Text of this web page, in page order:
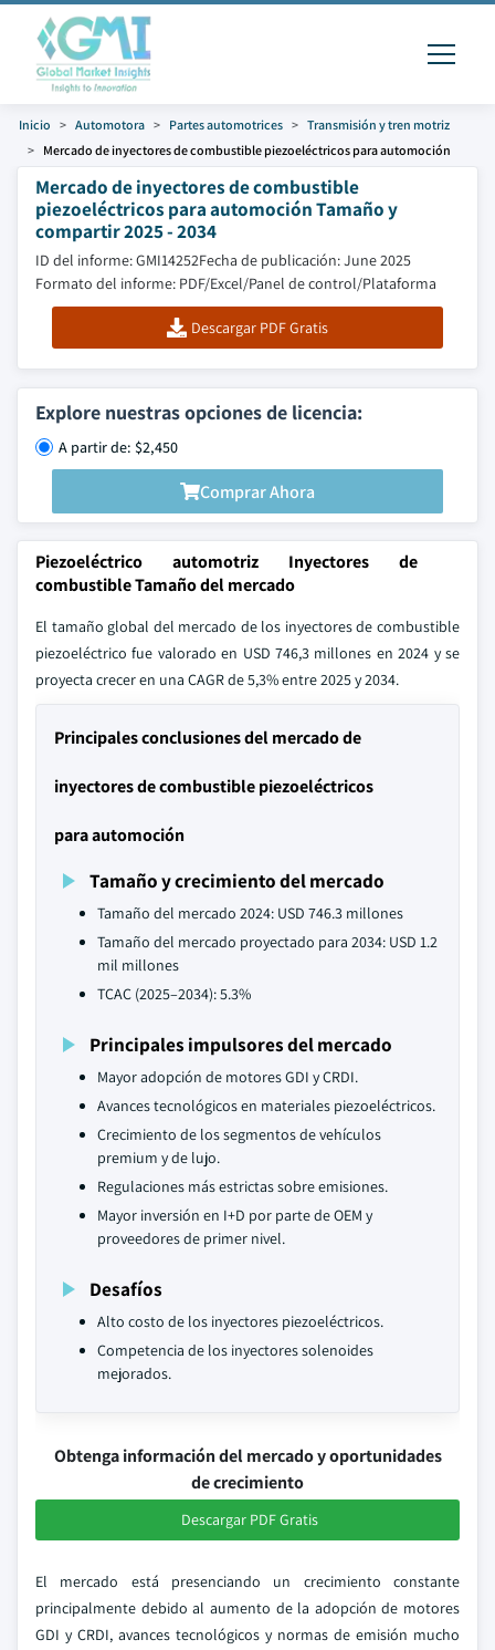
Inicio Automotora Partes automotrices
Transmisión y tren motriz
Mercado de inyectores de combustible piezoeléctricos para automoción
Mercado de inyectores de combustible
piezoeléctricos para automoción Tamaño y
compartir 2025 - 2034
ID del informe: GMI14252Fecha de publicación: June 2025
Formato del informe: PDF/Excel/Panel de control/Plataforma
Descargar PDF Gratis
Explore nuestras opciones de licencia:
A partir de: $2,450
Comprar Ahora
Piezoeléctrico automotriz Inyectores de
combustible Tamaño del mercado
El tamaño global del mercado de los inyectores de combustible
piezoeléctrico fue valorado en USD 746,3 millones en 2024 y se
proyecta crecer en una CAGR de 5,3% entre 2025 y 2034.
Principales conclusiones del mercado de
inyectores de combustible piezoeléctricos
para automoción
Tamaño y crecimiento del mercado
Tamaño del mercado 2024: USD 746.3 millones
Tamaño del mercado proyectado para 2034: USD 1.2
mil millones
TCAC (2025–2034): 5.3%
Principales impulsores del mercado
Mayor adopción de motores GDI y CRDI.
Avances tecnológicos en materiales piezoeléctricos.
Crecimiento de los segmentos de vehículos
premium y de lujo.
Regulaciones más estrictas sobre emisiones.
Mayor inversión en I+D por parte de OEM y
proveedores de primer nivel.
Desafíos
Alto costo de los inyectores piezoeléctricos.
Competencia de los inyectores solenoides
mejorados.
Obtenga información del mercado y oportunidades
de crecimiento
Descargar PDF Gratis
El mercado está presenciando un crecimiento constante
principalmente debido al aumento de la adopción de motores
GDI y CRDI, avances tecnológicos y normas de emisión mucho